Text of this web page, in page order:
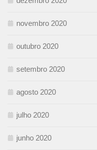
novembro 2020
outubro 2020
setembro 2020
agosto 2020
julho 2020
junho 2020